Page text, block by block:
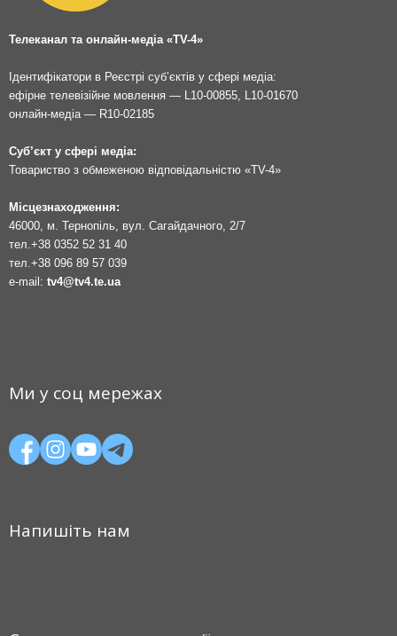
Телеканал та онлайн-медіа «TV-4»
Ідентифікатори в Реєстрі суб’єктів у сфері медіа:
ефірне телевізійне мовлення — L10-00855, L10-01670
онлайн-медіа — R10-02185
Суб’єкт у сфері медіа:
Товариство з обмеженою відповідальністю «TV-4»
Місцезнаходження:
46000, м. Тернопіль, вул. Сагайдачного, 2/7
тел. +38 0352 52 31 40
тел. +38 096 89 57 039
e-mail: tv4@tv4.te.ua
Ми у соц мережах
Напишіть нам